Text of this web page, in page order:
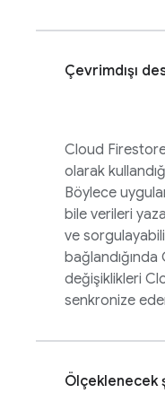
Çevrimdışı
Cloud
olarak
Böylece
bile verileri
ve
bağlandığında
değişiklikleri
senkronize
Ölçeklenecek